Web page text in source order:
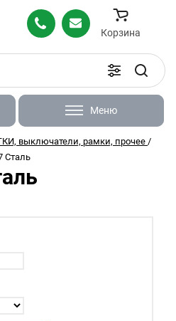
Корзина
Меню
выключатели, рамки, прочее /
Сталь